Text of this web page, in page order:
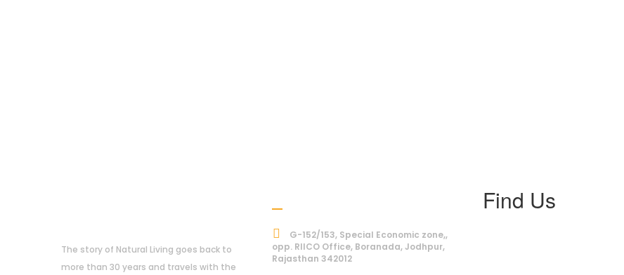
The story of Natural Living goes back to
more than 30 years and travels with the
G-152/153, Special Economic zone,,
opp. RIICO Office, Boranada, Jodhpur,
Rajasthan 342012
Find Us